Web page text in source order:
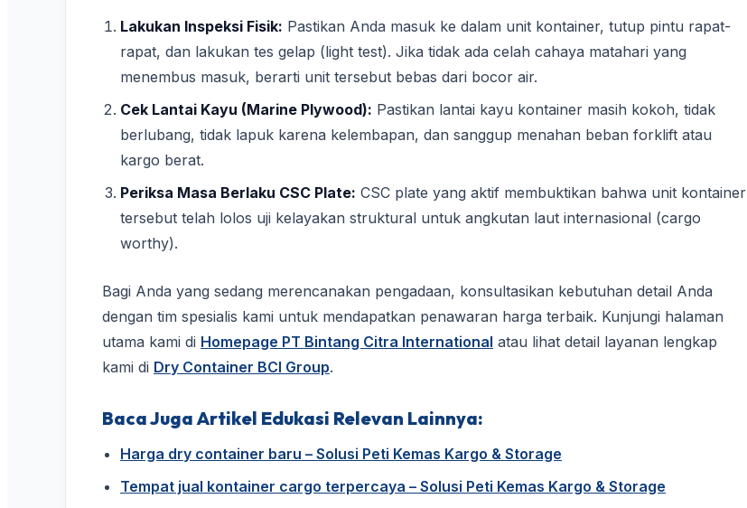
Lakukan Inspeksi Fisik: Pastikan Anda masuk ke dalam unit kontainer, tutup pintu rapat-
rapat, dan lakukan tes gelap (light test). Jika tidak ada celah cahaya matahari yang
menembus masuk, berarti unit tersebut bebas dari bocor air.
Cek Lantai Kayu (Marine Plywood): Pastikan lantai kayu kontainer masih kokoh, tidak
berlubang, tidak lapuk karena kelembapan, dan sanggup menahan beban forklift atau
kargo berat.
Periksa Masa Berlaku CSC Plate: CSC plate yang aktif membuktikan bahwa unit kontainer
tersebut telah lolos uji kelayakan struktural untuk angkutan laut internasional (cargo
worthy).
Bagi Anda yang sedang merencanakan pengadaan, konsultasikan kebutuhan detail Anda
dengan tim spesialis kami untuk mendapatkan penawaran harga terbaik. Kunjungi halaman
utama kami di Homepage PT Bintang Citra International atau lihat detail layanan lengkap
kami di Dry Container BCI Group.
Baca Juga Artikel Edukasi Relevan Lainnya:
Harga dry container baru – Solusi Peti Kemas Kargo & Storage
Tempat jual kontainer cargo terpercaya – Solusi Peti Kemas Kargo & Storage